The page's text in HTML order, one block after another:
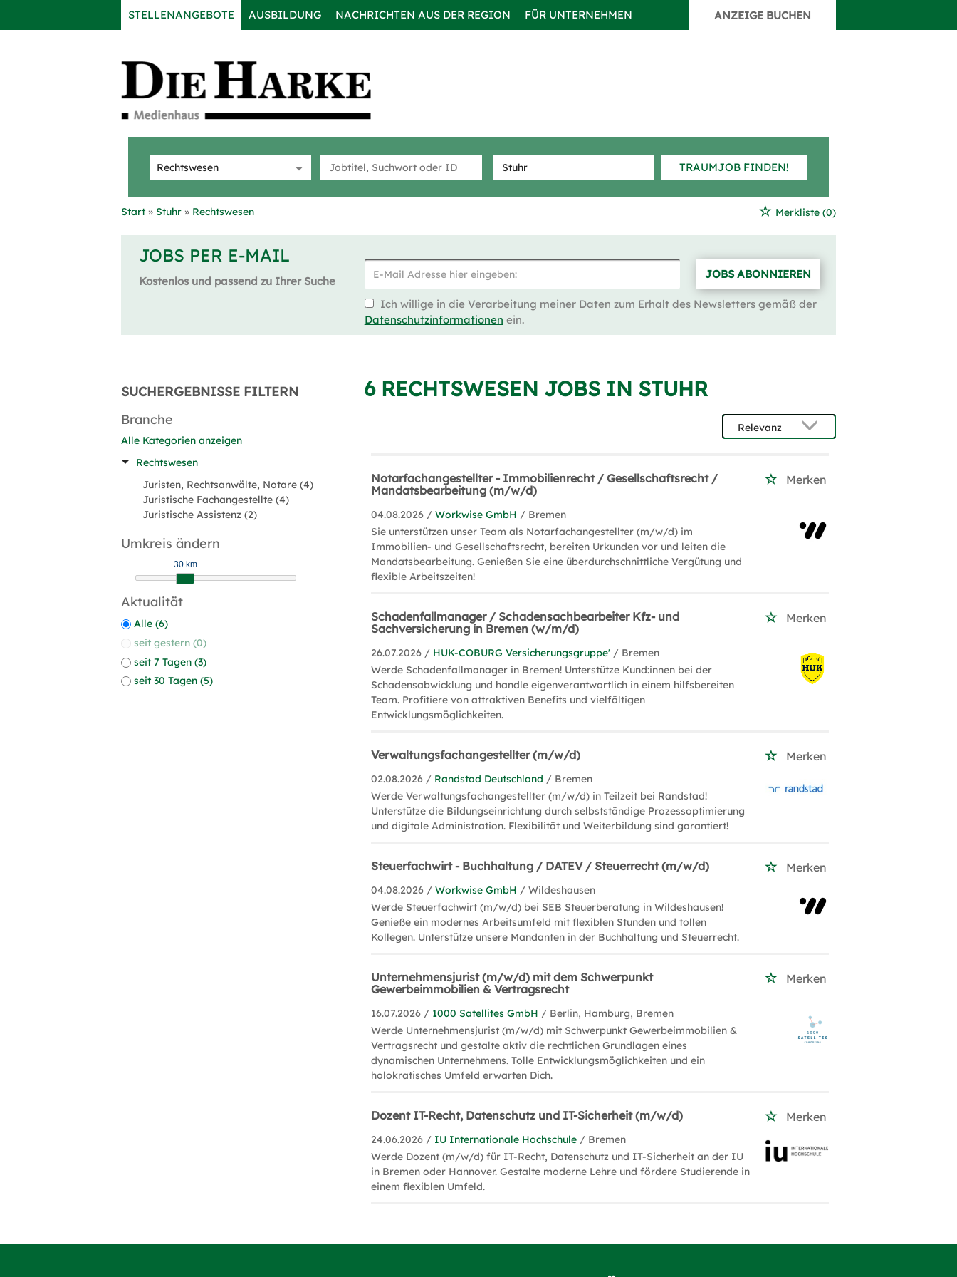
STELLENANGEBOTE AUSBILDUNG NACHRICHTEN AUS DER REGION FÜR UNTERNEHMEN ANZEIGE BUCHEN
TRAUMJOB FINDEN!
Start Stuhr Rechtswesen Merkliste (0)
JOBS PER E-MAIL
Kostenlos und passend zu Ihrer Suche
JOBS ABONNIEREN
Ich willige in die Verarbeitung meiner Daten zum Erhalt des Newsletters gemäß der
Datenschutzinformationen ein.
SUCHERGEBNISSE FILTERN
Branche
Alle Kategorien anzeigen
Rechtswesen
Juristen, Rechtsanwälte, Notare (4)
Juristische Fachangestellte (4)
Juristische Assistenz (2)
Umkreis ändern
30 km
Aktualität
Alle (6)
seit gestern (0)
seit 7 Tagen (3)
seit 30 Tagen (5)
6 RECHTSWESEN JOBS IN STUHR
Notarfachangestellter - Immobilienrecht / Gesellschaftsrecht /
Mandatsbearbeitung (m/w/d)
Merken
04.08.2026 /Workwise GmbH / Bremen
Sie unterstützen unser Team als Notarfachangestellter (m/w/d) im
Immobilien- und Gesellschaftsrecht, bereiten Urkunden vor und leiten die
Mandatsbearbeitung. Genießen Sie eine überdurchschnittliche Vergütung und
flexible Arbeitszeiten!
Schadenfallmanager / Schadensachbearbeiter Kfz- und
Sachversicherung in Bremen (w/m/d)
Merken
26.07.2026 / HUK-COBURG Versicherungsgruppe' / Bremen
Werde Schadenfallmanager in Bremen! Unterstütze Kund:innen bei der
Schadensabwicklung und handle eigenverantwortlich in einem hilfsbereiten
Team. Profitiere von attraktiven Benefits und vielfältigen
Entwicklungsmöglichkeiten.
Verwaltungsfachangestellter (m/w/d) Merken
02.08.2026 / Randstad Deutschland / Bremen
Werde Verwaltungsfachangestellter (m/w/d) in Teilzeit bei Randstad!
Unterstütze die Bildungseinrichtung durch selbstständige Prozessoptimierung
und digitale Administration. Flexibilität und Weiterbildung sind garantiert!
Steuerfachwirt - Buchhaltung / DATEV / Steuerrecht (m/w/d) Merken
04.08.2026 /Workwise GmbH / Wildeshausen
Werde Steuerfachwirt (m/w/d) bei SEB Steuerberatung in Wildeshausen!
Genieße ein modernes Arbeitsumfeld mit flexiblen Stunden und tollen
Kollegen. Unterstütze unsere Mandanten in der Buchhaltung und Steuerrecht.
Unternehmensjurist (m/w/d) mit dem Schwerpunkt
Gewerbeimmobilien & Vertragsrecht
Merken
16.07.2026 / 1000 Satellites GmbH / Berlin, Hamburg, Bremen
Werde Unternehmensjurist (m/w/d) mit Schwerpunkt Gewerbeimmobilien &
Vertragsrecht und gestalte aktiv die rechtlichen Grundlagen eines
dynamischen Unternehmens. Tolle Entwicklungsmöglichkeiten und ein
holokratisches Umfeld erwarten Dich.
Dozent IT-Recht, Datenschutz und IT-Sicherheit (m/w/d) Merken
24.06.2026 / IU Internationale Hochschule / Bremen
Werde Dozent (m/w/d) für IT-Recht, Datenschutz und IT-Sicherheit an der IU
in Bremen oder Hannover. Gestalte moderne Lehre und fördere Studierende in
einem flexiblen Umfeld.